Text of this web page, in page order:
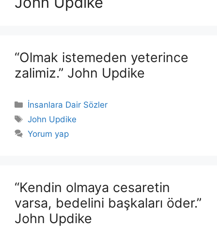
“Olmak istemeden yeterince
zalimiz.” John Updike
Kategoriler
İnsanlara Dair Sözler
Etiketler
John Updike
Yorum yap
“Kendin olmaya cesaretin
varsa, bedelini başkaları öder.”
John Updike